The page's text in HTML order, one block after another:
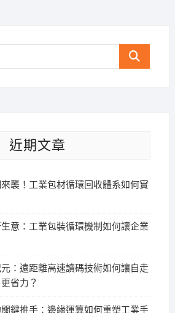
Search
近期文章
襲！工業包材循環回收體系如何實
意：工業包裝循環機制如何讓企業
：遠距離高速讀碼技術如何讓自走
省力？
鍵推手：邊緣運算如何重塑工業手